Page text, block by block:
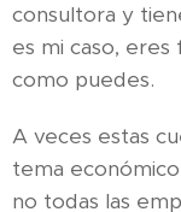
consultora y
es mi caso,
como puedes.
A veces estas
tema
no todas las